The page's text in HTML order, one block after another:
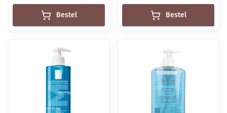
Bestel Bestel